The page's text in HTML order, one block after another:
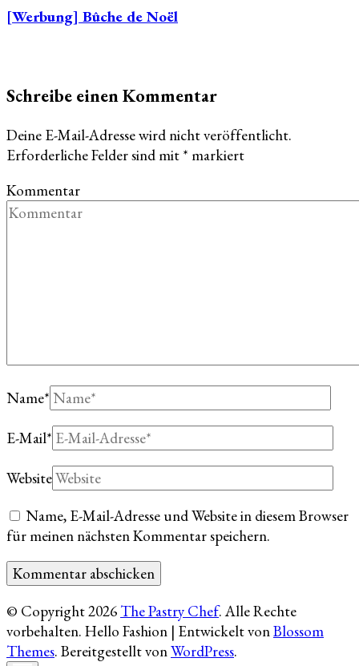
[Werbung] Bûche de Noël
Schreibe einen Kommentar
Deine E-Mail-Adresse wird nicht veröffentlicht.
Erforderliche Felder sind mit * markiert
Kommentar
Name*
E-Mail*
Website
Name, E-Mail-Adresse und Website in diesem Browser
für meinen nächsten Kommentar speichern.
© Copyright 2026 The Pastry Chef. Alle Rechte
vorbehalten. Hello Fashion | Entwickelt vonBlossom
Themes. Bereitgestellt vonWordPress.